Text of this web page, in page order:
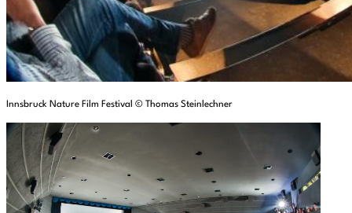
Innsbruck Nature Film Festival © Thomas Steinlechner